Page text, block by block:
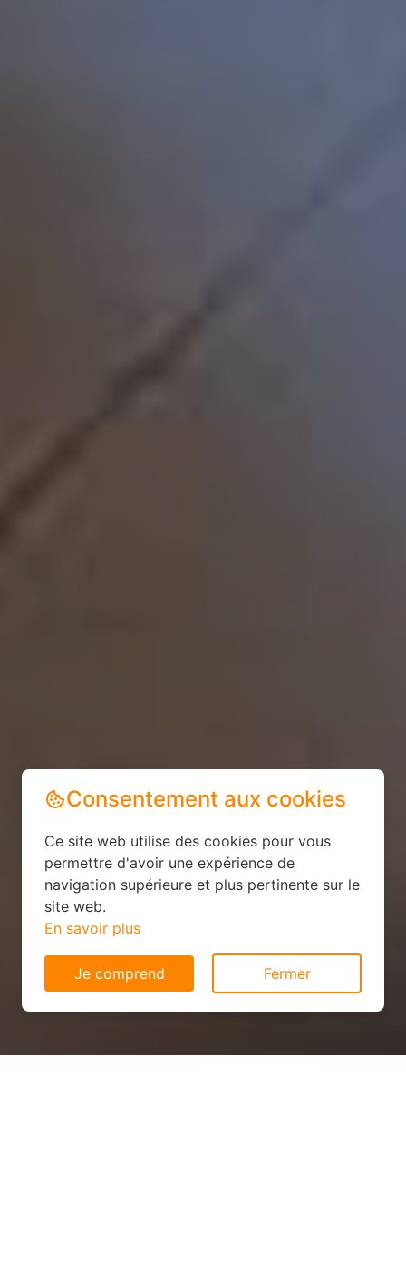
Consentement aux cookies
Ce site web utilise des cookies pour vous
permettre d'avoir une expérience de
navigation supérieure et plus pertinente sur le
site web.
En savoir plus
Je comprend Fermer